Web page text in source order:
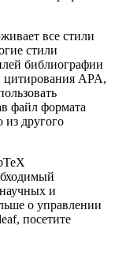
все стили
стили
библиографии
APA,
файл формата
другого
и
о управлении
посетите